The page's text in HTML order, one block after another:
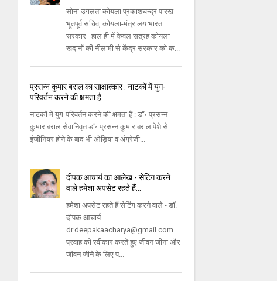
सोना उगलता कोयला प्रकाशचन्द्र पारख
भूतपूर्व सचिव, कोयला-मंत्रालय भारत
सरकार हाल ही में केवल सत्रह कोयला
खदानों की नीलामी से केंद्र सरकार को क...
प्रसन्न कुमार बराल का साक्षात्कार : नाटकों में युग-
परिवर्तन करने की क्षमता है
नाटकों में युग-परिवर्तन करने की क्षमता हैं : डॉ॰ प्रसन्न
कुमार बराल सेवानिवृत डॉ॰ प्रसन्न कुमार बराल पेशे से
इंजीनियर होने के बाद भी ओड़िया व अंग्रेजी...
दीपक आचार्य का आलेख - सेटिंग करने
वाले हमेशा अपसेट रहते हैं...
हमेशा अपसेट रहते हैं सेटिंग करने वाले - डॉ.
दीपक आचार्य
dr.deepakaacharya@gmail.com
प्रवाह को स्वीकार करते हुए जीवन जीना और
जीवन जीने के लिए प...